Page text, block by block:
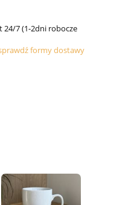
24/7 (1-2dni robocze
formy dostawy